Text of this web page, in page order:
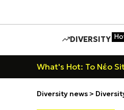
DIVERSITY
What's Hot: Το Νέο
Diversity news>